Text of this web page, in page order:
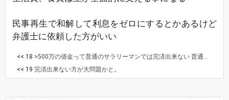
民事再生で和解して利息をゼロにするとかあるけど
弁護士に依頼した方がいい
<< 18 >500万の借金って普通のサラリーマンでは完済出来ない 普通にできるでしょ。 車買うだけでも、それくらいのローンは組むし、家なんか買えば、この何倍ものローンを組んで返していくわけだから。 むしろ、普通のサラリーマンなら、普通に完済する金額かと。
<< 19 完済出来ない方が大問題かと。